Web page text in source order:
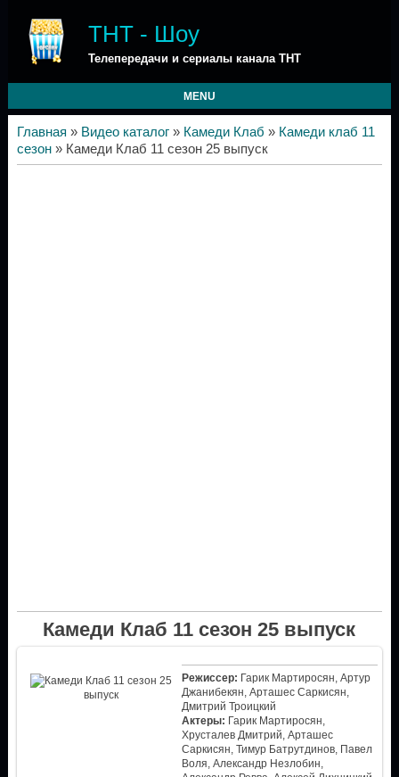
ТНТ - Шоу
Телепередачи и сериалы канала ТНТ
MENU
Главная » Видео каталог» Камеди Клаб » Камеди клаб 11
сезон» Камеди Клаб 11 сезон 25 выпуск
Камеди Клаб 11 сезон 25 выпуск
Режиссер: Гарик Мартиросян, Артур
Джанибекян, Арташес Саркисян,
Дмитрий Троицкий
Актеры: Гарик Мартиросян,
Хрусталев Дмитрий, Арташес
Саркисян, Тимур Батрутдинов, Павел
Воля, Александр Незлобин,